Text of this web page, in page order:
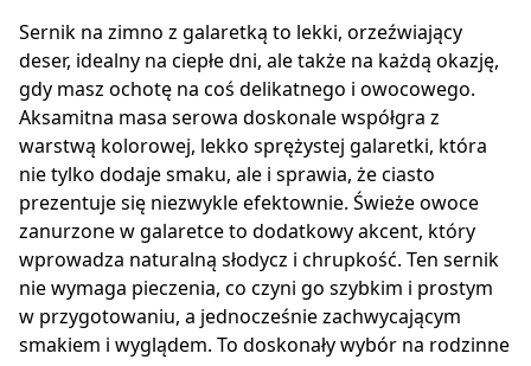
Sernik na zimno z galaretką to lekki, orzeźwiający
deser, idealny na ciepłe dni, ale także na każdą okazję,
gdy masz ochotę na coś delikatnego i owocowego.
Aksamitna masa serowa doskonale współgra z
warstwą kolorowej, lekko sprężystej galaretki, która
nie tylko dodaje smaku, ale i sprawia, że ciasto
prezentuje się niezwykle efektownie. Świeże owoce
zanurzone w galaretce to dodatkowy akcent, który
wprowadza naturalną słodycz i chrupkość. Ten sernik
nie wymaga pieczenia, co czyni go szybkim i prostym
w przygotowaniu, a jednocześnie zachwycającym
smakiem i wyglądem. To doskonały wybór na rodzinne